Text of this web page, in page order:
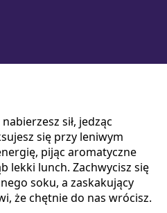
sił, jedząc
się przy leniwym
pijąc aromatyczne
lekki lunch. Zachwycisz się
soku, a zaskakujący
że chętnie do nas wrócisz.